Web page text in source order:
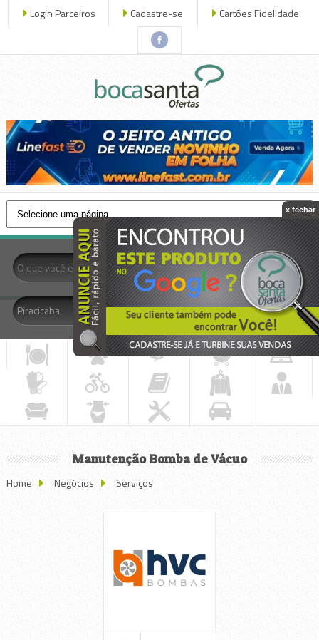
Login Parceiros Cadastre-se Cartões Fidelidade
- Todas as Categorias -
Piracicaba
Manutenção Bomba de Vácuo
Home
Negócios Serviços
x fechar